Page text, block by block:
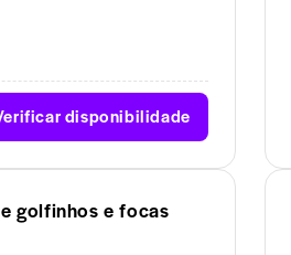
disponibilidade
golfinhos e focas